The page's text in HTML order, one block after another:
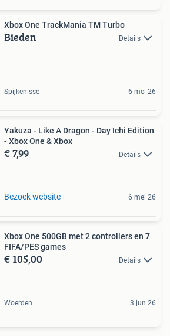
Xbox One TrackMania TM Turbo
Bieden Details
Spijkenisse 6 mei 26
Yakuza - Like A Dragon - Day Ichi Edition
- Xbox One & Xbox
€ 7,99 Details
Bezoek website 6 mei 26
Xbox One 500GB met 2 controllers en 7
FIFA/PES games
€ 105,00 Details
Woerden 3 jun 26